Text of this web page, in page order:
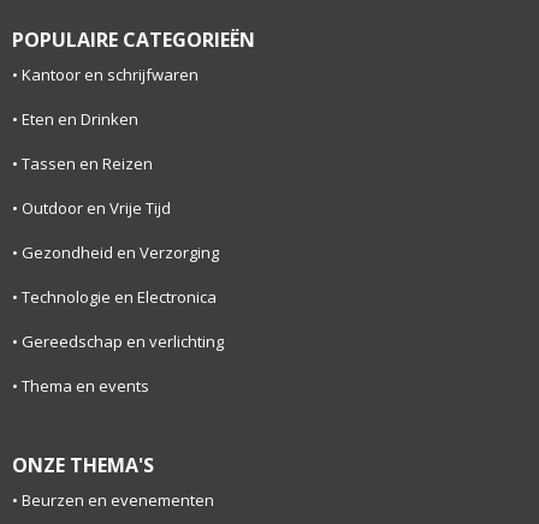
POPULAIRE CATEGORIEËN
Kantoor en schrijfwaren
Eten en Drinken
Tassen en Reizen
Outdoor en Vrije Tijd
Gezondheid en Verzorging
Technologie en Electronica
Gereedschap en verlichting
Thema en events
ONZE THEMA'S
Beurzen en evenementen